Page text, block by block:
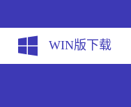
WIN版下载